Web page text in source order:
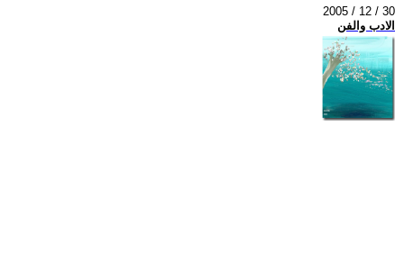
2005 / 12 / 30
الادب والفن